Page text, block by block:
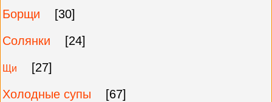
Борщи
[30]
Солянки
[24]
Щи
[27]
Холодные супы
[67]